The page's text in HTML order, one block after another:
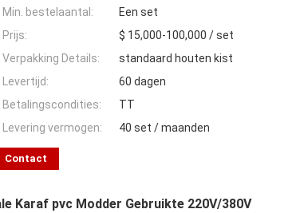
Min. bestelaantal:
Een set
Prijs:
$ 15,000-100,000 / set
Verpakking Details:
standaard houten kist
Levertijd:
60 dagen
Betalingscondities:
TT
Levering vermogen:
40 set / maanden
Contact
Karaf pvc Modder Gebruikte 220V/380V